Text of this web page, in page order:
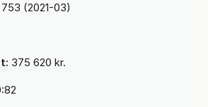
(2021-03)
375 620 kr.